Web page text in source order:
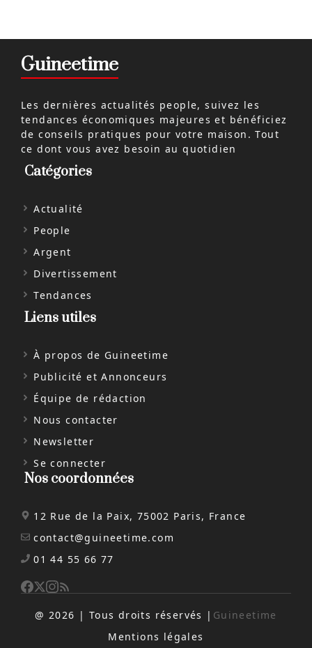
Guineetime
Les dernières actualités people, suivez les
tendances économiques majeures et bénéficiez
de conseils pratiques pour votre maison. Tout
ce dont vous avez besoin au quotidien
Catégories
Actualité
People
Argent
Divertissement
Tendances
Liens utiles
À propos de Guineetime
Publicité et Annonceurs
Équipe de rédaction
Nous contacter
Newsletter
Se connecter
Nos coordonnées
12 Rue de la Paix, 75002 Paris, France
contact@guineetime.com
01 44 55 66 77
@ 2026 | Tous droits réservés | Guineetime
Mentions légales